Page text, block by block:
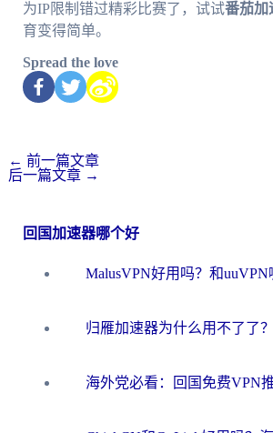
为IP限制错过精彩比赛了，试试番茄加
育变得简单。
Spread the love
← 前一篇文章
后一篇文章 →
回国加速器哪个好